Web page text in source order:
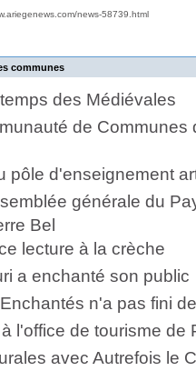
news-58739.html
communes
des Médiévales
de
pôle d'enseignement
générale du
Bel
lecture à la crèche
a enchanté son public
n'a pas fini
l'office de tourisme de
avec Autrefois le